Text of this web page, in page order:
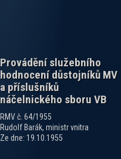
Provádění služebního
hodnocení důstojníků MV
a příslušníků
náčelnického sboru VB
RMV č. 64/1955
Rudolf Barák, ministr vnitra
Ze dne: 19.10.1955